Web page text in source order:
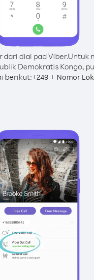
dari dial pad Viber.Untuk
Demokratis Kongo,
berikut:+249 + Nomor